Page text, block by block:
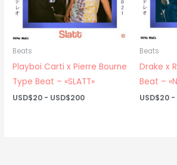
Beats
Playboi Carti x Pierre Bourne
Type Beat – «SLATT»
USD$20 - USD$200Rango
Beats
Drake x
Beat –
USD$20 -